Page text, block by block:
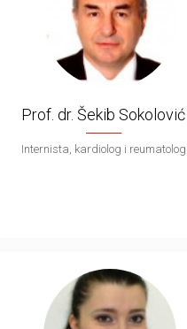
Prof. dr. Šekib Sokolović
Internista, kardiolog i reumatolog